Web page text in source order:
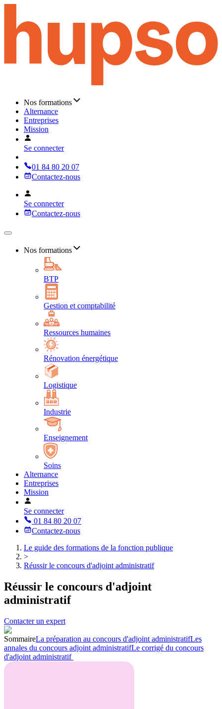
Nos formations
Alternance
Entreprises
Mission
Se connecter
01 84 80 20 07
Contactez-nous
Se connecter
Contactez-nous
Nos formations
BTP
Gestion et comptabilité
Ressources humaines
Rénovation énergétique
Logistique
Industrie
Enseignement
Soins
Alternance
Entreprises
Mission
Se connecter
01 84 80 20 07
Contactez-nous
Le guide des formations de la fonction publique
>
Réussir le concours d'adjoint administratif
Réussir le concours d'adjoint
administratif
Contacter un expert
SommaireLa préparation au concours d'adjoint administratifLes
annales du concours adjoint administratifLe corrigé du concours
d'adjoint administratif